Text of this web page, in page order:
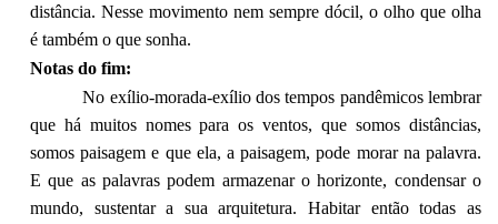
distância. Nesse movimento nem sempre dócil, o olho que olha
é também o que sonha.
Notas do fim:
No exílio-morada-exílio dos tempos pandêmicos lembrar
que há muitos nomes para os ventos, que somos distâncias,
somos paisagem e que ela, a paisagem, pode morar na palavra.
E que as palavras podem armazenar o horizonte, condensar o
mundo, sustentar a sua arquitetura. Habitar então todas as